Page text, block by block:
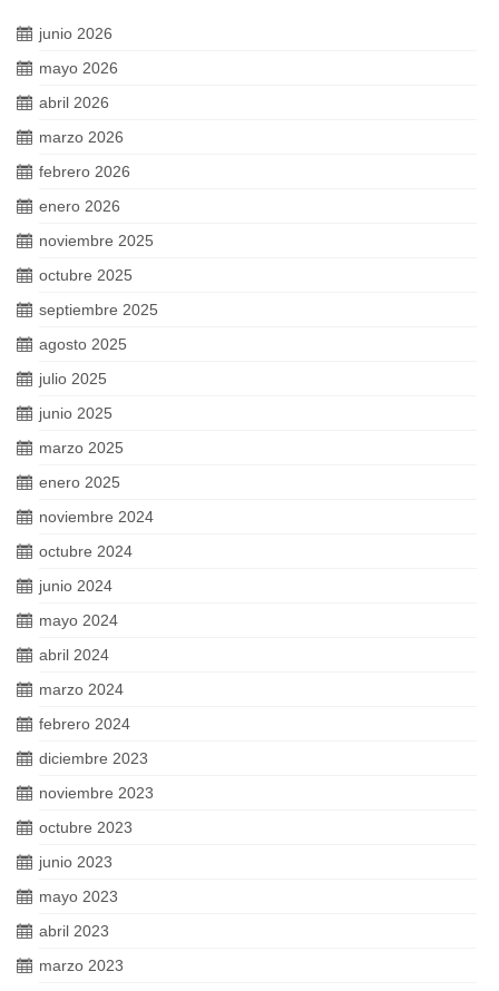
junio 2026
mayo 2026
abril 2026
marzo 2026
febrero 2026
enero 2026
noviembre 2025
octubre 2025
septiembre 2025
agosto 2025
julio 2025
junio 2025
marzo 2025
enero 2025
noviembre 2024
octubre 2024
junio 2024
mayo 2024
abril 2024
marzo 2024
febrero 2024
diciembre 2023
noviembre 2023
octubre 2023
junio 2023
mayo 2023
abril 2023
marzo 2023